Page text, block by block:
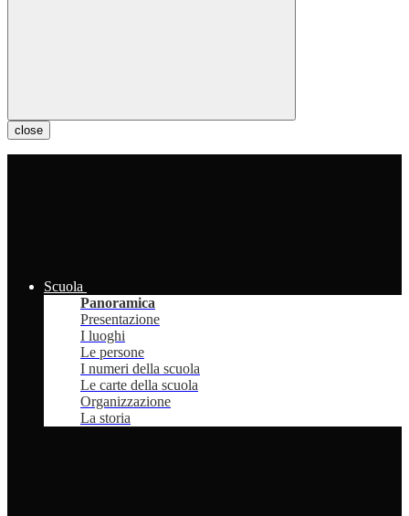
close
Scuola
Panoramica
Presentazione
I luoghi
Le persone
I numeri della scuola
Le carte della scuola
Organizzazione
La storia